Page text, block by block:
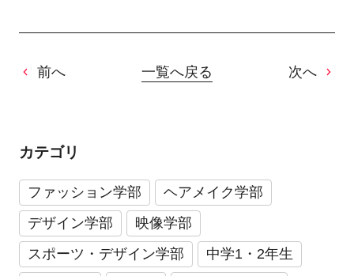
前へ 一覧へ戻る 次へ
カテゴリ
ファッション学部
ヘアメイク学部
デザイン学部
映像学部
スポーツ・デザイン学部
中学1・2年生